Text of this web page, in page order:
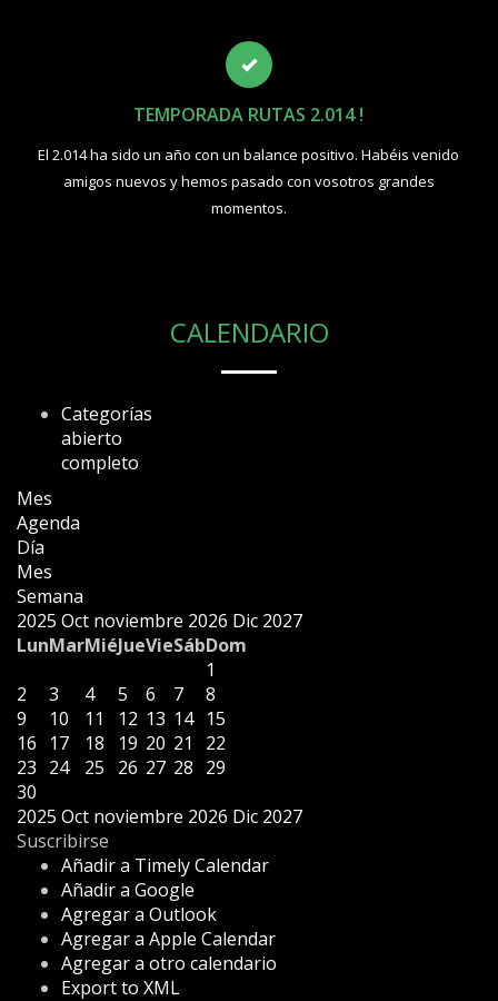
TEMPORADA RUTAS 2.014 !
El 2.014 ha sido un año con un balance positivo. Habéis venido
amigos nuevos y hemos pasado con vosotros grandes
momentos.
CALENDARIO
Categorías
abierto
completo
Mes
Agenda
Día
Mes
Semana
2025 Oct noviembre 2026 Dic 2027
LunMarMiéJueVieSábDom
1
2
3 4 5 6 7
8
9
10 11 12 13 14 15
16
17 18 19 20 21
22
23 24 25 26 27 28 29
30
2025 Oct noviembre 2026 Dic 2027
Suscribirse
Añadir a Timely Calendar
Añadir a Google
Agregar a Outlook
Agregar a Apple Calendar
Agregar a otro calendario
Export to XML